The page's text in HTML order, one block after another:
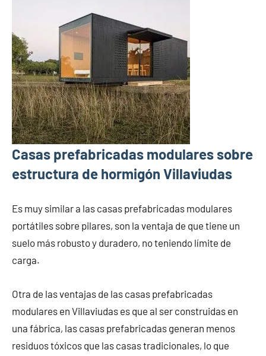
Casas prefabricadas modulares sobre
estructura de hormigón Villaviudas
Es muy similar a las casas prefabricadas modulares
portátiles sobre pilares, son la ventaja de que tiene un
suelo más robusto y duradero, no teniendo límite de
carga.
Otra de las ventajas de las casas prefabricadas
modulares en Villaviudas es que al ser construidas en
una fábrica, las casas prefabricadas generan menos
residuos tóxicos que las casas tradicionales, lo que